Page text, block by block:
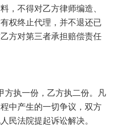
，不得对乙方律师编造、
权终止代理，并不退还已
方对第三者承担赔偿责任
方执一份，乙方执二份。凡
中产生的一切争议，双方
民法院提起诉讼解决。